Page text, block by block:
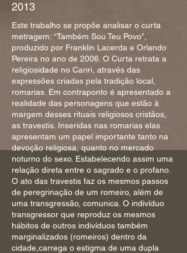
2013
Este trabalho se propõe analisar o curta
metragem: “Também Sou Teu Povo”,
produzido por Franklin Lacerda e Orlando
Pereira no ano de 2006. O Curta retrata a
religiosidade no Cariri, através das
expressões criadas pela tradição local,
romarias. Em contraponto é apresentado a
realidade das personagens que estão à
margem desses rituais religiosos cristãos,
as travestis. Inseridas nas romarias elas
apresentam um papel importante tanto na
devoção religiosa, quanto no mercado
noturno do sexo. Estabelecendo assim uma
relação direta entre o sagrado e o profano.
O ato das travestis faz os mesmos passos
de peregrinação de um romeiro, além de
uma transgressão, comunica. O indivíduo
transgressor que reproduz os mesmos
hábitos de outros indivíduos também
marginalizados (romeiros) dentro da
cidade,carrega o estigma de uma dupla